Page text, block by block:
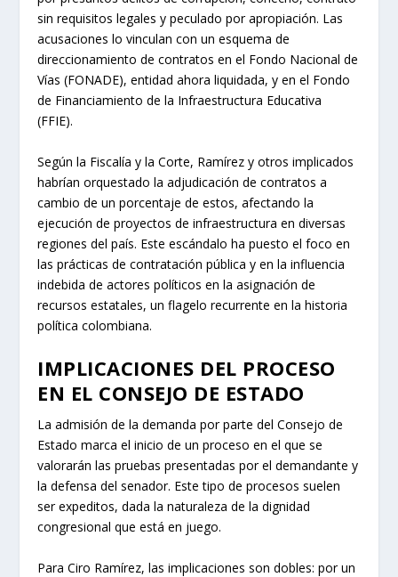
sin requisitos legales y peculado por apropiación. Las
acusaciones lo vinculan con un esquema de
direccionamiento de contratos en el Fondo Nacional de
Vías (FONADE), entidad ahora liquidada, y en el Fondo
de Financiamiento de la Infraestructura Educativa
(FFIE).
Según la Fiscalía y la Corte, Ramírez y otros implicados
habrían orquestado la adjudicación de contratos a
cambio de un porcentaje de estos, afectando la
ejecución de proyectos de infraestructura en diversas
regiones del país. Este escándalo ha puesto el foco en
las prácticas de contratación pública y en la influencia
indebida de actores políticos en la asignación de
recursos estatales, un flagelo recurrente en la historia
política colombiana.
IMPLICACIONES DEL PROCESO
EN EL CONSEJO DE ESTADO
La admisión de la demanda por parte del Consejo de
Estado marca el inicio de un proceso en el que se
valorarán las pruebas presentadas por el demandante y
la defensa del senador. Este tipo de procesos suelen
ser expeditos, dada la naturaleza de la dignidad
congresional que está en juego.
Para Ciro Ramírez, las implicaciones son dobles: por un